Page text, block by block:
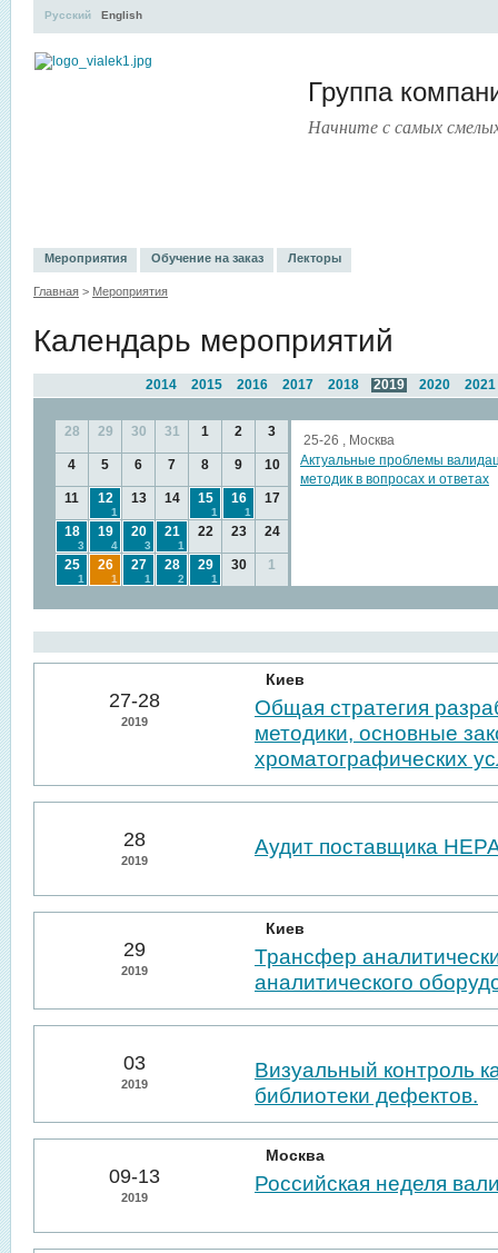
Группа
Начните с самых
Русский English
Мероприятия Обучение на заказ Лекторы
Главная > Мероприятия
Календарь мероприятий
2021
2020
2019
2018
2017
2016
2015
2014
28 29 30 31 1 2 3
4 5 6 7 8 9 10
11 12
1
13 14 15
1
16
1
17
18
3
19
4
20
3
21
1
22 23 24
25
1
26
1
27
1
28
2
29
1
30 1
25-26 , Москва
Актуальные проблемы
методик в вопросах и ответах
27-28
2019
Киев
Общая стратегия
методики, основные
хроматографических
28
2019
Аудит поставщика
29
2019
Киев
Трансфер
аналитического
03
2019
Визуальный контроль
библиотеки дефектов.
09-13
2019
Москва
Российская неделя